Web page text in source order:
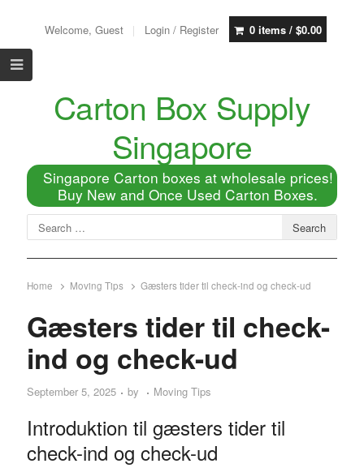
Welcome, Guest Login / Register 0 items / $0.00
Carton Box Supply
Singapore
Singapore Carton boxes at wholesale prices!
Buy New and Once Used Carton Boxes.
Home Moving Tips Gæsters tider til check-ind og check-ud
Gæsters tider til check-
ind og check-ud
September 5, 2025 by Moving Tips
Introduktion til gæsters tider til
check-ind og check-ud